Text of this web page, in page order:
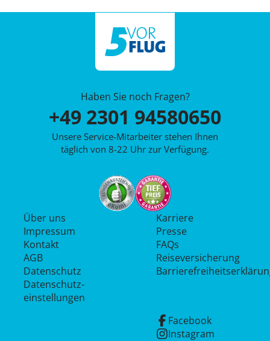
Haben Sie noch Fragen?
+49 2301 94580650
Unsere Service-Mitarbeiter stehen Ihnen
täglich von 8-22 Uhr zur Verfügung.
Über uns
Impressum
Kontakt
AGB
Datenschutz
Datenschutz­
einstellungen
Karriere
Presse
FAQs
Reiseversicherung
Facebook
Instagram